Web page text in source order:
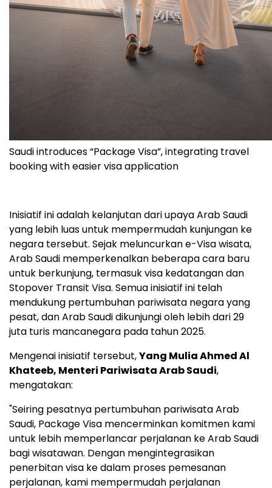
Saudi introduces “Package Visa”, integrating travel
booking with easier visa application
Inisiatif ini adalah kelanjutan dari upaya Arab Saudi
yang lebih luas untuk mempermudah kunjungan ke
negara tersebut. Sejak meluncurkan e-Visa wisata,
Arab Saudi memperkenalkan beberapa cara baru
untuk berkunjung, termasuk visa kedatangan dan
Stopover Transit Visa. Semua inisiatif ini telah
mendukung pertumbuhan pariwisata negara yang
pesat, dan Arab Saudi dikunjungi oleh lebih dari 29
juta turis mancanegara pada tahun 2025.
Mengenai inisiatif tersebut,Yang Mulia Ahmed Al
Khateeb, Menteri Pariwisata Arab Saudi,
mengatakan:
"Seiring pesatnya pertumbuhan pariwisata Arab
Saudi, Package Visa mencerminkan komitmen kami
untuk lebih memperlancar perjalanan ke Arab Saudi
bagi wisatawan. Dengan mengintegrasikan
penerbitan visa ke dalam proses pemesanan
perjalanan, kami mempermudah perjalanan